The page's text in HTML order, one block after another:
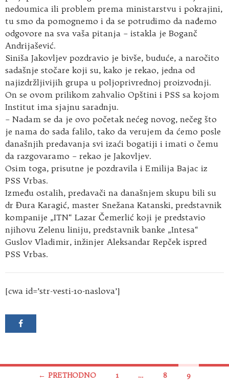
nedoumica ili problem prema ministarstvu i pokrajini,
tu smo da pomognemo i da se potrudimo da nađemo
odgovore na sva vaša pitanja – istakla je Boganč
Andrijašević.
Siniša Jakovljev pozdravio je bivše, buduće, a naročito
sadašnje stočare koji su, kako je rekao, jedna od
najizdržljivijih grupa u poljoprivrednoj proizvodnji.
On se ovom prilikom zahvalio Opštini i PSS sa kojom
Institut ima sjajnu saradnju.
– Nadam se da je ovo početak nećeg novog, nečeg što
je nama do sada falilo, tako da verujem da ćemo posle
današnjih predavanja svi izaći bogatiji i imati o čemu
da razgovaramo – rekao je Jakovljev.
Osim toga, prisutne je pozdravila i Emilija Bajac iz
PSS Vrbas.
Između ostalih, predavači na današnjem skupu bili su
dr Đura Karagić, master Snežana Katanski, predstavnik
kompanije „ITN“ Lazar Čemerlić koji je predstavio
njihovu Zelenu liniju, predstavnik banke „Intesa“
Guslov Vladimir, inžinjer Aleksandar Repček ispred
PSS Vrbas.
[cwa id=’str-vesti-10-naslova’]
Kretanje← PRETHODNO 1 … 8 9